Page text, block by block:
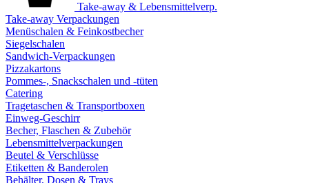
Take-away & Lebensmittelverp.
Take-away Verpackungen
Menüschalen & Feinkostbecher
Siegelschalen
Sandwich-Verpackungen
Pizzakartons
Pommes-, Snackschalen und -tüten
Catering
Tragetaschen & Transportboxen
Einweg-Geschirr
Becher, Flaschen & Zubehör
Lebensmittelverpackungen
Beutel & Verschlüsse
Etiketten & Banderolen
Behälter, Dosen & Trays